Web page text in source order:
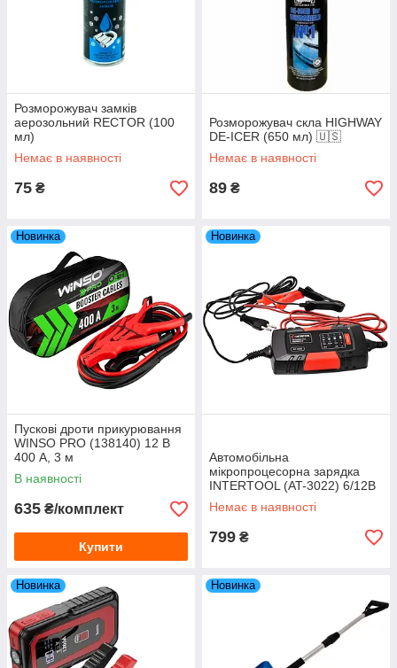
Розморожувач замків
аерозольний RECTOR (100
мл)
Немає в наявності
75 ₴
Розморожувач скла HIGHWAY
DE-ICER (650 мл) 🇺🇸
Немає в наявності
89 ₴
Новинка
Пускові дроти прикурювання
WINSO PRO (138140) 12 В
400 А, 3 м
В наявності
635 ₴/комплект
Купити
Новинка
Автомобільна
мікропроцесорна зарядка
INTERTOOL (AT-3022) 6/12В
2А 60Ah
Немає в наявності
799 ₴
Новинка Новинка